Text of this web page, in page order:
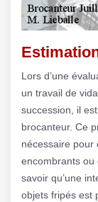
Lors d’une
un travail de
succession, il
brocanteur. Ce
nécessaire pour
encombrants ou
savoir qu’une
objets fripés est